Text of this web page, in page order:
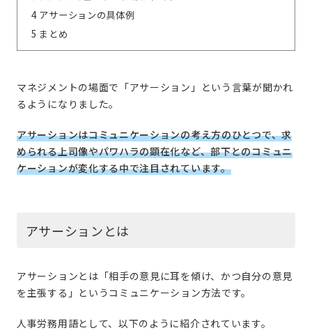
4アサーションの具体例
5 まとめ
マネジメントの場面で「アサーション」という言葉が聞かれ
るようになりました。
アサーションはコミュニケーションの考え方のひとつで、求
められる上司像やパワハラの顕在化など、部下とのコミュニ
ケーションが変化する中で注目されています。
アサーションとは
アサーションとは「相手の意見に耳を傾け、かつ自分の意見
を主張する」というコミュニケーション方法です。
人事労務用語として、以下のように紹介されています。